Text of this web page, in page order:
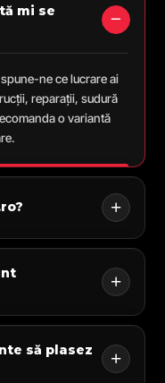
mi se
ne ce lucrare ai
reparații, sudură
o variantă
să plasez